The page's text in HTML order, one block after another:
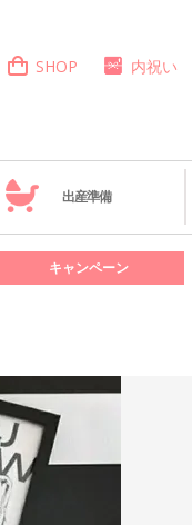
SHOP 内祝い
出産準備
キャンペーン